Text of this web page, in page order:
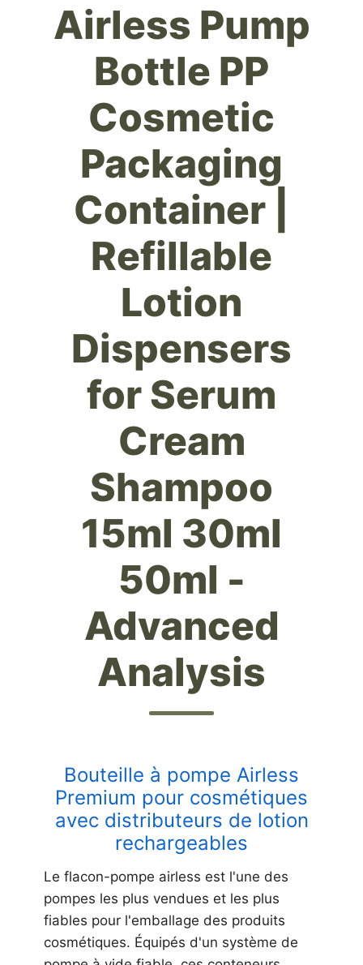
Airless Pump
Bottle PP
Cosmetic
Packaging
Container |
Refillable
Lotion
Dispensers
for Serum
Cream
Shampoo
15ml 30ml
50ml -
Advanced
Analysis
Bouteille à pompe Airless
Premium pour cosmétiques
avec distributeurs de lotion
rechargeables
Le flacon-pompe airless est l'une des
pompes les plus vendues et les plus
fiables pour l'emballage des produits
cosmétiques. Équipés d'un système de